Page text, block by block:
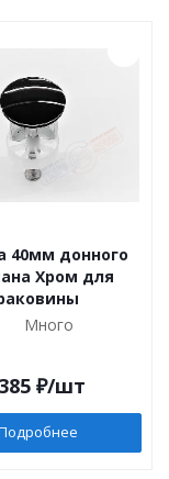
40мм донного
Хром для
Много
₽/шт